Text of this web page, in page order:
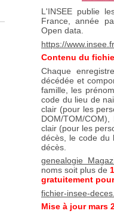
L'INSEE publie
France, année
Open data.
https://
Contenu du
Chaque
décédée et
famille, les
code du lieu de
clair (pour les
DOM/TOM/
clair (pour les
décès, le code du
décès.
genealogie
noms soit plus de
gratuitement
fichier-insee-
Mise à jour mars